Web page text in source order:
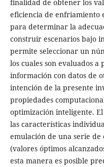
finalidad de obtener los
eficiencia de enfriamiento
para determinar la
construir escenarios bajo
permite seleccionar un
los cuales son evaluados
información con datos de
intención de la presente
propiedades
optimización inteligente.
las características
emulación de una serie
(valores óptimos
esta manera es posible